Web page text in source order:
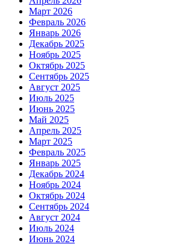
Март 2026
Февраль 2026
Январь 2026
Декабрь 2025
Ноябрь 2025
Октябрь 2025
Сентябрь 2025
Август 2025
Июль 2025
Июнь 2025
Май 2025
Апрель 2025
Март 2025
Февраль 2025
Январь 2025
Декабрь 2024
Ноябрь 2024
Октябрь 2024
Сентябрь 2024
Август 2024
Июль 2024
Июнь 2024